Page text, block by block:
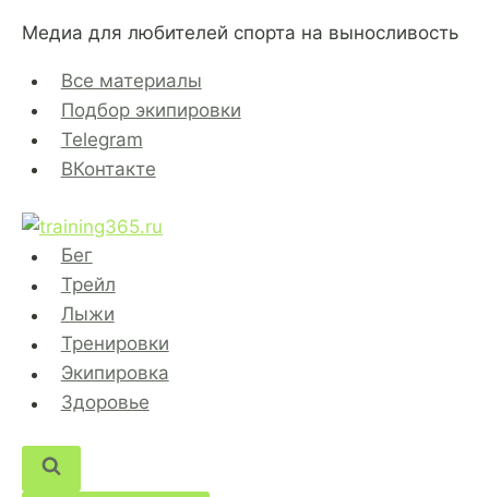
содержимому
Медиа для любителей спорта на выносливость
Все материалы
Подбор экипировки
Telegram
ВКонтакте
Бег
Трейл
Лыжи
Тренировки
Экипировка
Здоровье